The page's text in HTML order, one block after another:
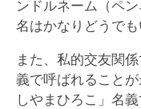
ンドルネーム（ペ
名はかなりどうでも
また、私的交友関
義で呼ばれること
しやまひろこ」名